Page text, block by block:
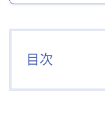
目次